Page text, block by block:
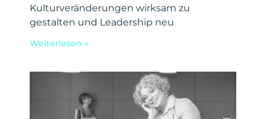
Kulturveränderungen wirksam zu
gestalten und Leadership neu
Weiterlesen »